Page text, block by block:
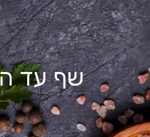
שף עד